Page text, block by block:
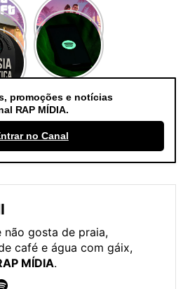
promoções e notícias
RAP MÍDIA.
no Canal
não gosta de praia,
café e água com gáix,
MÍDIA.